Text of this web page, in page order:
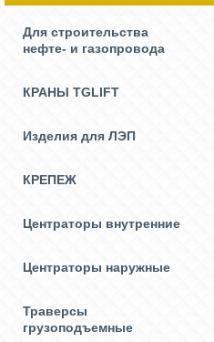
Для строительства
нефте- и газопровода
КРАНЫ TGLIFT
Изделия для ЛЭП
КРЕПЕЖ
Центраторы внутренние
Центраторы наружные
Траверсы
грузоподъемные